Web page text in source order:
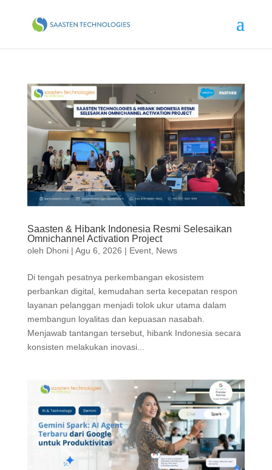
Saasten & Hibank Indonesia Resmi Selesaikan
Omnichannel Activation Project
oleh Dhoni| Agu 6, 2026 | Event, News
Di tengah pesatnya perkembangan ekosistem
perbankan digital, kemudahan serta kecepatan respon
layanan pelanggan menjadi tolok ukur utama dalam
membangun loyalitas dan kepuasan nasabah.
Menjawab tantangan tersebut, hibank Indonesia secara
konsisten melakukan inovasi...